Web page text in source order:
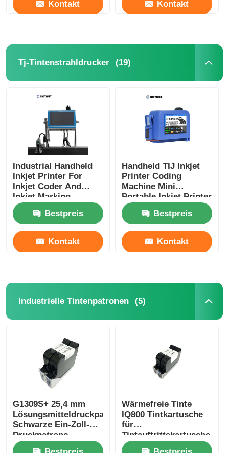
Kontakt Kontakt
Tj-Tintenstrahldrucker (19)
Industrial Handheld
Inkjet Printer For
Inkjet Coder And
Inkjet Marking
Bestpreis
Kontakt
Handheld TIJ Inkjet
Printer Coding
Machine Mini
Portable Inkjet Printer
Bestpreis
Kontakt
Industrielle Tintenpatronen (5)
G1309S+ 25,4 mm
Lösungsmitteldruckpatrone
Schwarze Ein-Zoll-
Druckpatrone
Wärmefreie Tinte
IQ800 Tintkartusche
für
Tintauftrittskartusche
42 ml auf